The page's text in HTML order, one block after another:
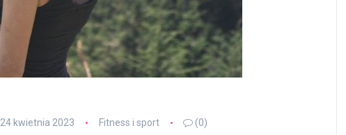
24 kwietnia 2023 Fitness i sport (0)